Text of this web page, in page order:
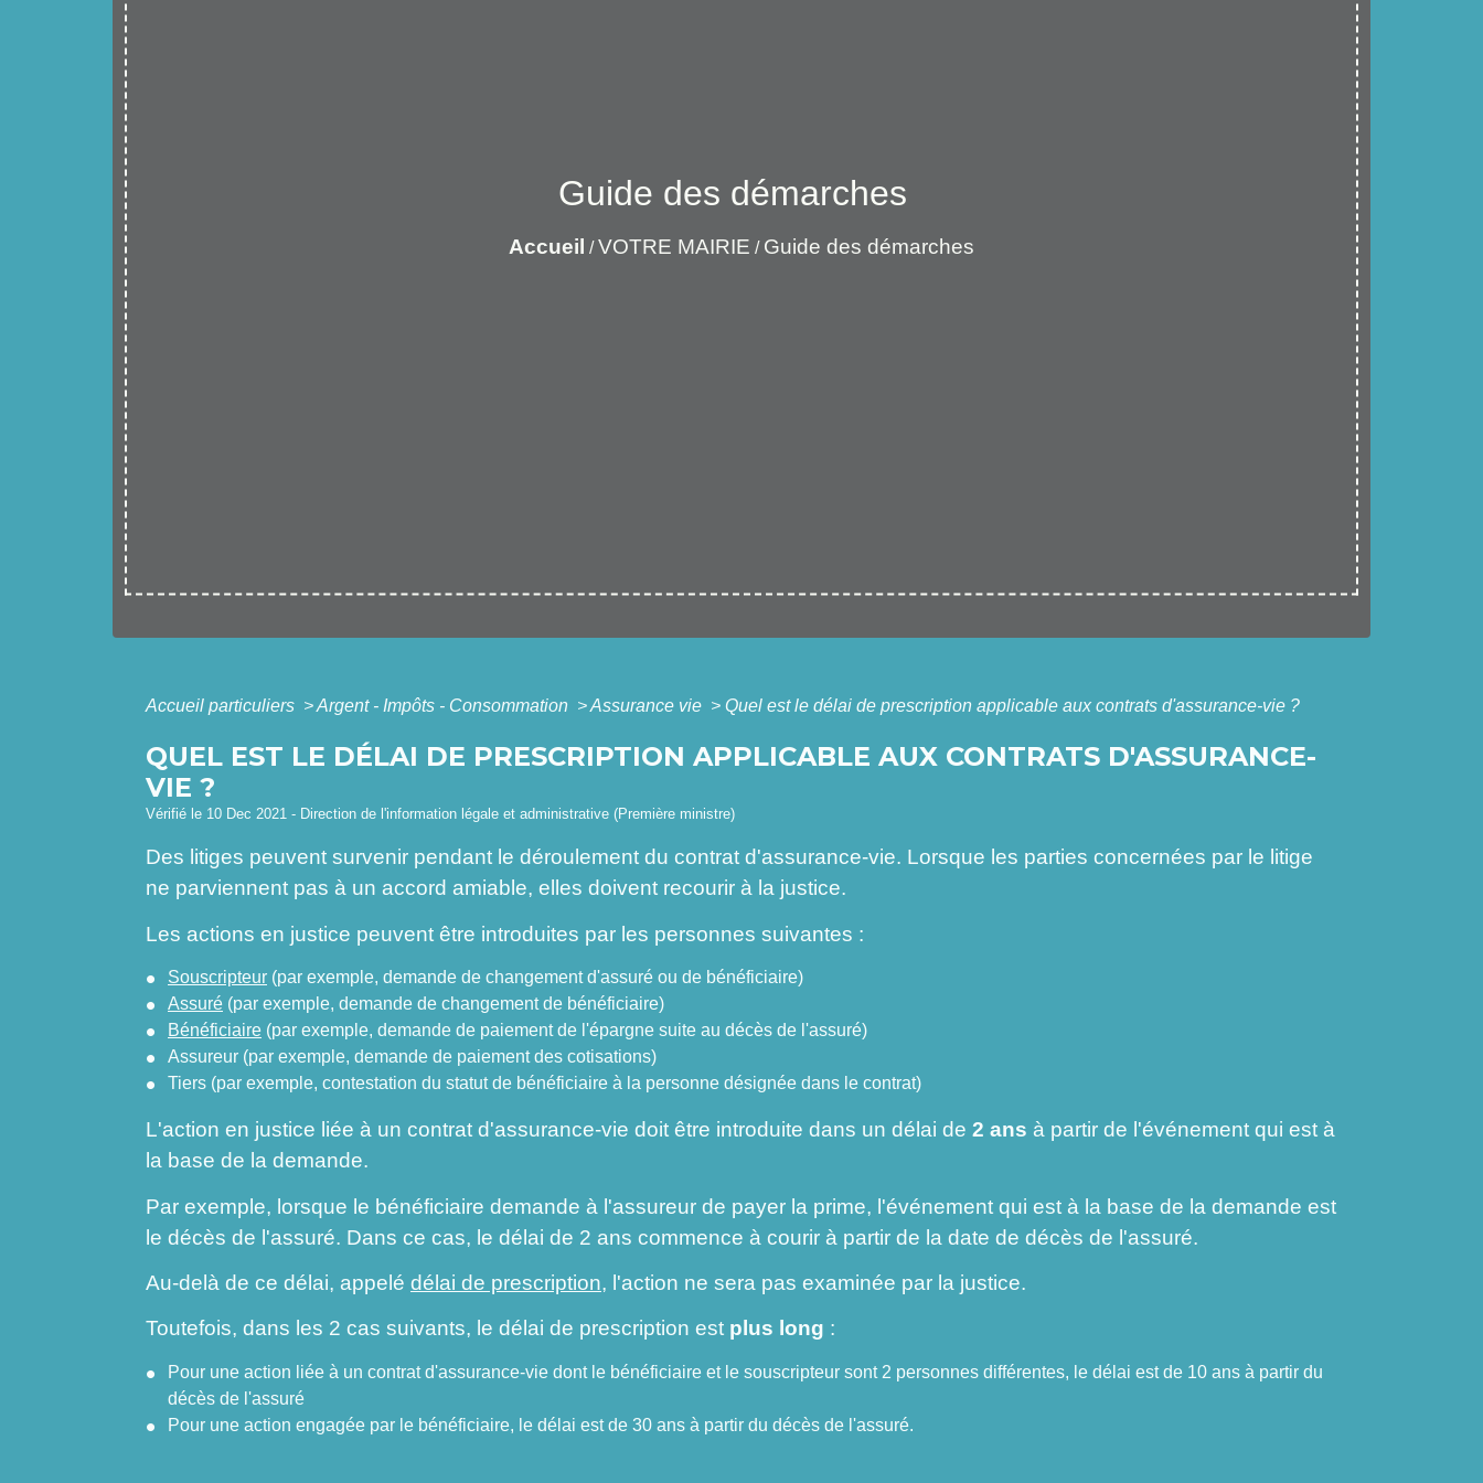
Guide des démarches
Accueil /VOTRE MAIRIE / Guide des démarches
Accueil particuliers >Argent - Impôts - Consommation >Assurance vie > Quel est le délai de prescription applicable aux contrats d'assurance-vie ?
QUEL EST LE DÉLAI DE PRESCRIPTION APPLICABLE AUX CONTRATS D'ASSURANCE-
VIE ?
Vérifié le 10 Dec 2021 - Direction de l'information légale et administrative (Première ministre)
Des litiges peuvent survenir pendant le déroulement du contrat d'assurance-vie. Lorsque les parties concernées par le litige
ne parviennent pas à un accord amiable, elles doivent recourir à la justice.
Les actions en justice peuvent être introduites par les personnes suivantes :
Souscripteur (par exemple, demande de changement d'assuré ou de bénéficiaire)
Assuré (par exemple, demande de changement de bénéficiaire)
Bénéficiaire (par exemple, demande de paiement de l'épargne suite au décès de l'assuré)
Assureur (par exemple, demande de paiement des cotisations)
Tiers (par exemple, contestation du statut de bénéficiaire à la personne désignée dans le contrat)
L'action en justice liée à un contrat d'assurance-vie doit être introduite dans un délai de 2 ans à partir de l'événement qui est à
la base de la demande.
Par exemple, lorsque le bénéficiaire demande à l'assureur de payer la prime, l'événement qui est à la base de la demande est
le décès de l'assuré. Dans ce cas, le délai de 2 ans commence à courir à partir de la date de décès de l'assuré.
Au-delà de ce délai, appelé délai de prescription, l'action ne sera pas examinée par la justice.
Toutefois, dans les 2 cas suivants, le délai de prescription est plus long :
Pour une action liée à un contrat d'assurance-vie dont le bénéficiaire et le souscripteur sont 2 personnes différentes, le délai est de 10 ans à partir du
décès de l'assuré
Pour une action engagée par le bénéficiaire, le délai est de 30 ans à partir du décès de l'assuré.